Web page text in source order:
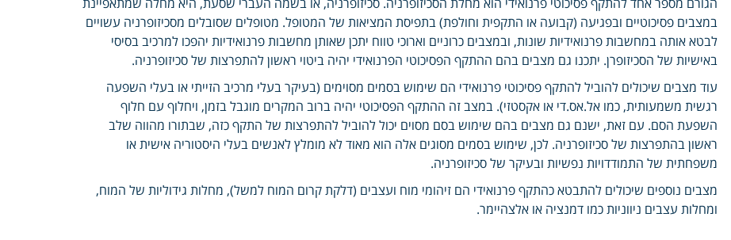
במצבים פסיכוטיים ובפגיעה (קבועה או התקפית וחולפת) בתפיסת המציאות של המטופל. מטופלים שסובלים מסכיזופרניה עשויים
לבטא אותה במחשבות פרנואידיות שונות, ובמצבים כרוניים וארוכי טווח יתכן שאותן מחשבות פרנואידיות יהפכו למרכיב בסיסי
באישיות של הסכיזופרן. יתכנו גם מצבים בהם ההתקף הפסיכוטי הפרנואידי יהיה ביטוי ראשון להתפרצות של סכיזופרניה.
עוד מצבים שיכולים להוביל להתקף פסיכוטי פרנואידי הם שימוש בסמים מסוימים (בעיקר בעלי מרכיב הזייתי או בעלי השפעה
רגשית משמעותית, כמו אל.אס.די או אקסטזי). במצב זה ההתקף הפסיכוטי יהיה ברוב המקרים מוגבל בזמן, ויחלוף עם חלוף
השפעת הסם. עם זאת, ישנם גם מצבים בהם שימוש בסם מסוים יכול להוביל להתפרצות של התקף כזה, שבתורו מהווה שלב
ראשון בהתפרצות של סכיזופרניה. לכן, שימוש בסמים מסוגים אלה הוא מאוד לא מומלץ לאנשים בעלי היסטוריה אישית או
משפחתית של התמודדויות נפשיות ובעיקר של סכיזופרניה.
מצבים נוספים שיכולים להתבטא כהתקף פרנואידי הם זיהומי מוח ועצבים (דלקת קרום המוח למשל), מחלות גידוליות של המוח,
ומחלות עצבים ניווניות כמו דמנציה או אלצהיימר.